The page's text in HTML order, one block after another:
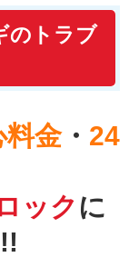
のトラブ
料金・ 24
ック に